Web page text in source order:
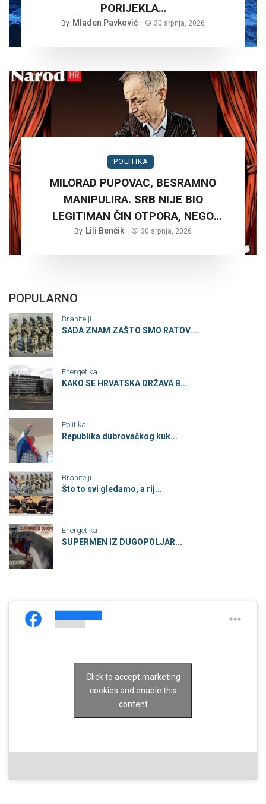
PORIJEKLA…
By Mladen Pavković 30 srpnja, 2026
POLITIKA
MILORAD PUPOVAC, BESRAMNO
MANIPULIRA. SRB NIJE BIO
LEGITIMAN ČIN OTPORA, NEGO
PLANSKA ČETNIČKA AGRESIJA SA
By Lili Benčik 30 srpnja, 2026
POPULARNO
Branitelji
SADA ZNAM ZAŠTO SMO RATOV...
Energetika
KAKO SE HRVATSKA DRŽAVA B...
Politika
Republika dubrovačkog kuk...
Branitelji
Što to svi gledamo, a rij...
Energetika
SUPERMEN IZ DUGOPOLJAR...
Click to accept marketing
cookies and enable this
content